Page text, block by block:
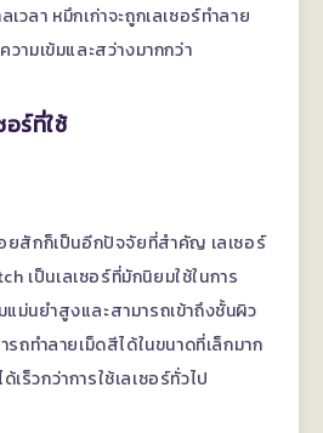
วลา หมึกเก่าจะถูกเลเซอร์ทำลาย
ามเข้มและสว่างมากกว่า
อร์ที่ใช้
ยสักก็เป็นอีกปัจจัยที่สำคัญ เลเซอร์
เป็นเลเซอร์ที่มักนิยมใช้ในการ
ม่นยำสูงและสามารถเข้าถึงชั้นผิว
ถทำลายเม็ดสีได้ในขนาดที่เล็กมาก
ร็วกว่าการใช้เลเซอร์ทั่วไป